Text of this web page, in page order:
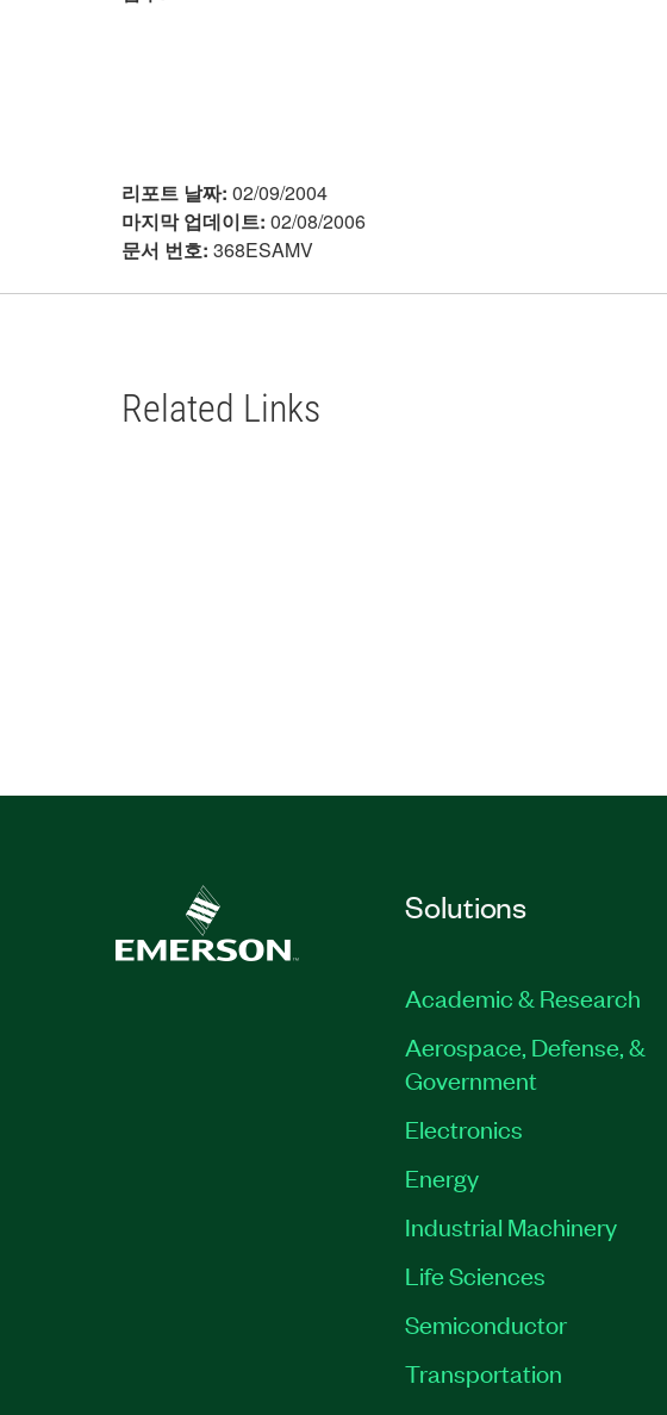
리포트 날짜: 02/09/2004
마지막 업데이트: 02/08/2006
문서 번호: 368ESAMV
Related Links
Solutions
Academic & Research
Aerospace, Defense, &
Government
Electronics
Energy
Industrial Machinery
Life Sciences
Semiconductor
Transportation